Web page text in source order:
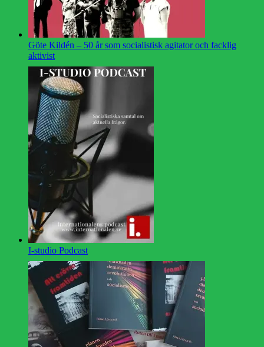
Göte Kildén – 50 år som socialistisk agitator och facklig
aktivist
I-studio Podcast